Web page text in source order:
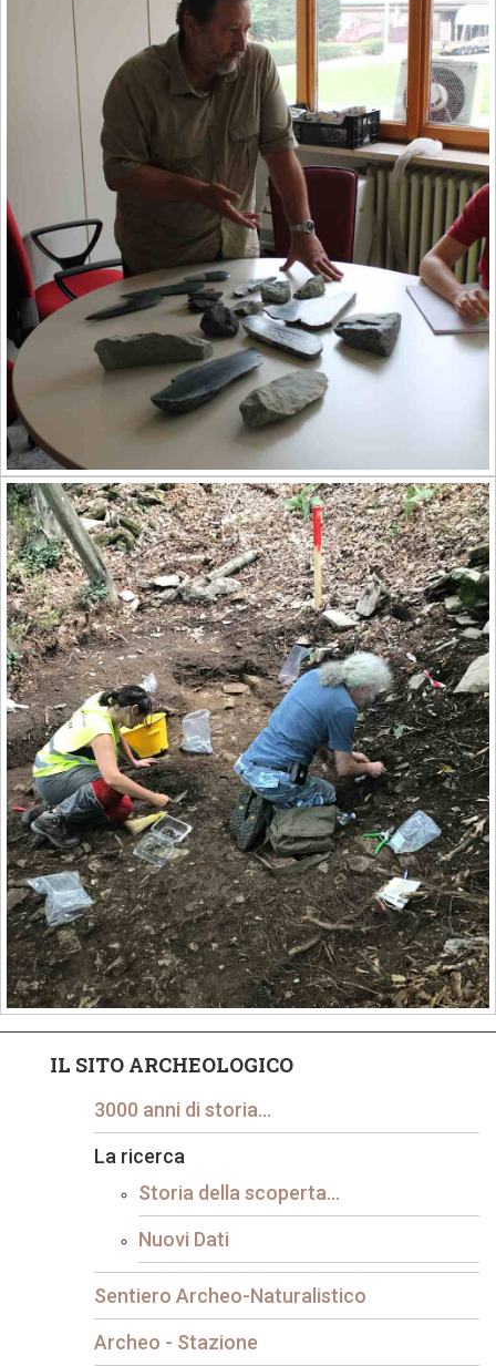
IL SITO ARCHEOLOGICO
3000 anni di storia...
La ricerca
Storia della scoperta...
Nuovi Dati
Sentiero Archeo-Naturalistico
Archeo - Stazione